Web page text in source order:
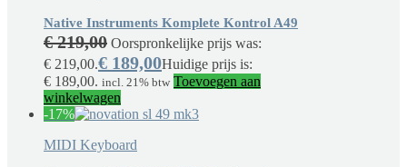
Native Instruments Komplete Kontrol A49
€219,00 Oorspronkelijke prijs was:
€ 219,00.€ 189,00Huidige prijs is:
€ 189,00. incl. 21% btw Toevoegen aan
winkelwagen
-17%
MIDI Keyboard